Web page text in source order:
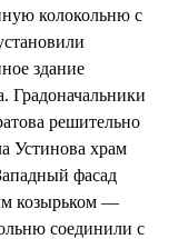
колокольню с
здание
Градоначальники
решительно
Устинова храм
фасад
козырьком —
соединили с